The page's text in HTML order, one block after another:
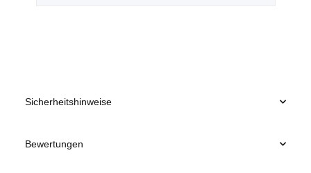
Sicherheitshinweise
Bewertungen